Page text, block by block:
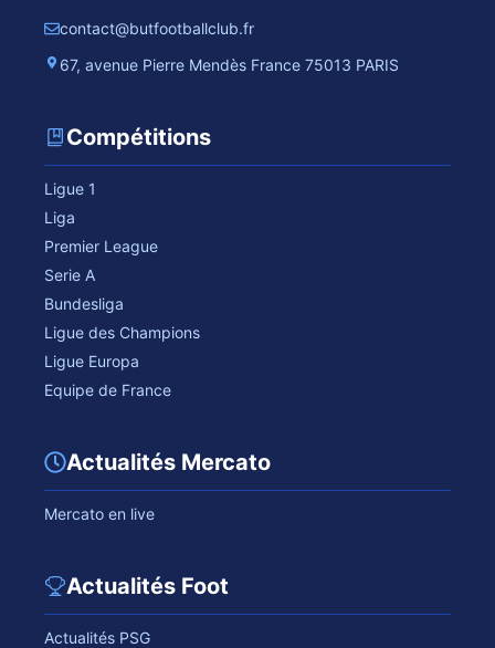
contact@butfootballclub.fr
67, avenue Pierre Mendès France 75013 PARIS
Compétitions
Ligue 1
Liga
Premier League
Serie A
Bundesliga
Ligue des Champions
Ligue Europa
Equipe de France
Actualités Mercato
Mercato en live
Actualités Foot
Actualités PSG